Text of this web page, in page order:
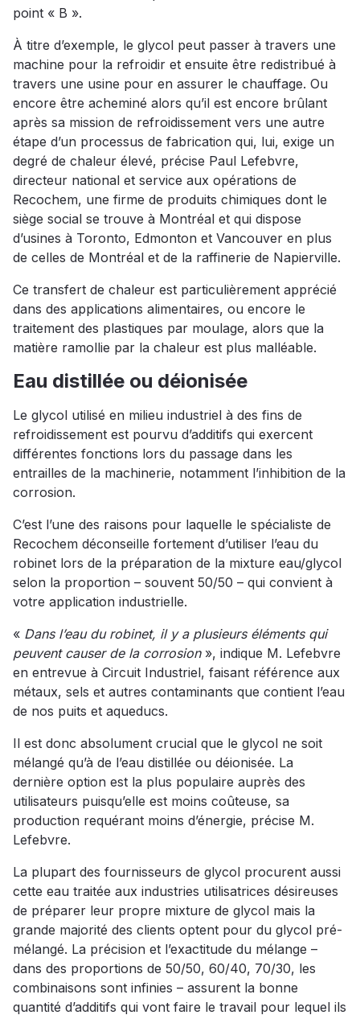
point « B ».
À titre d’exemple, le glycol peut passer à travers une
machine pour la refroidir et ensuite être redistribué à
travers une usine pour en assurer le chauffage. Ou
encore être acheminé alors qu’il est encore brûlant
après sa mission de refroidissement vers une autre
étape d’un processus de fabrication qui, lui, exige un
degré de chaleur élevé, précise Paul Lefebvre,
directeur national et service aux opérations de
Recochem, une firme de produits chimiques dont le
siège social se trouve à Montréal et qui dispose
d’usines à Toronto, Edmonton et Vancouver en plus
de celles de Montréal et de la raffinerie de Napierville.
Ce transfert de chaleur est particulièrement apprécié
dans des applications alimentaires, ou encore le
traitement des plastiques par moulage, alors que la
matière ramollie par la chaleur est plus malléable.
Eau distillée ou déionisée
Le glycol utilisé en milieu industriel à des fins de
refroidissement est pourvu d’additifs qui exercent
différentes fonctions lors du passage dans les
entrailles de la machinerie, notamment l’inhibition de la
corrosion.
C’est l’une des raisons pour laquelle le spécialiste de
Recochem déconseille fortement d’utiliser l’eau du
robinet lors de la préparation de la mixture eau/glycol
selon la proportion – souvent 50/50 – qui convient à
votre application industrielle.
« Dans l’eau du robinet, il y a plusieurs éléments qui
peuvent causer de la corrosion », indique M. Lefebvre
en entrevue à Circuit Industriel, faisant référence aux
métaux, sels et autres contaminants que contient l’eau
de nos puits et aqueducs.
Il est donc absolument crucial que le glycol ne soit
mélangé qu’à de l’eau distillée ou déionisée. La
dernière option est la plus populaire auprès des
utilisateurs puisqu’elle est moins coûteuse, sa
production requérant moins d’énergie, précise M.
Lefebvre.
La plupart des fournisseurs de glycol procurent aussi
cette eau traitée aux industries utilisatrices désireuses
de préparer leur propre mixture de glycol mais la
grande majorité des clients optent pour du glycol pré-
mélangé. La précision et l’exactitude du mélange –
dans des proportions de 50/50, 60/40, 70/30, les
combinaisons sont infinies – assurent la bonne
quantité d’additifs qui vont faire le travail pour lequel ils